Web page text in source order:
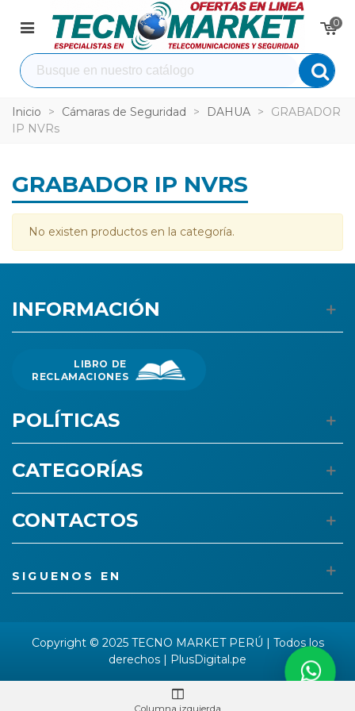
0
Inicio > Cámaras de Seguridad > DAHUA >
GRABADOR
IP NVRs
GRABADOR IP NVRS
No existen productos en la categoría.
INFORMACIÓN
LIBRO DE
RECLAMACIONES
POLÍTICAS
CATEGORÍAS
CONTACTOS
SIGUENOS EN
Copyright © 2025 TECNO MARKET PERÚ | Todos los
derechos | PlusDigital.pe
Columna izquierda